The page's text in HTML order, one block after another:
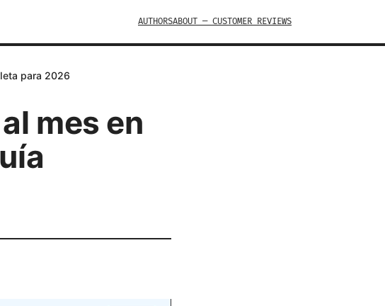
AUTHORSABOUT — CUSTOMER REVIEWS
para 2026
mes en